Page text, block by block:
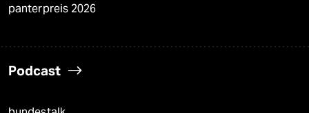
panterpreis 2026
Podcast